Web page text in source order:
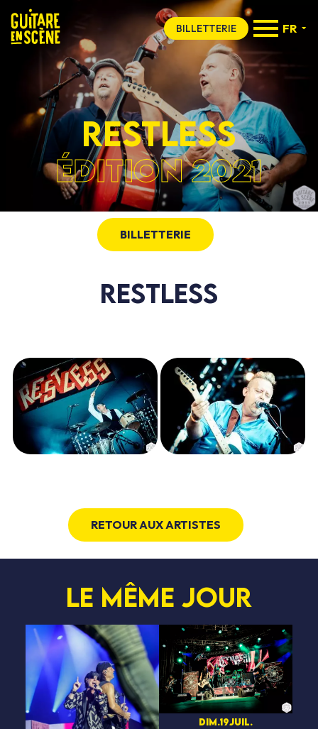
BILLETTERIE FR
RESTLESS
ÉDITION 2021
BILLETTERIE
RESTLESS
RETOUR AUX ARTISTES
Le même jour
dim.19juil.